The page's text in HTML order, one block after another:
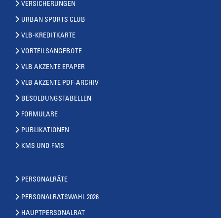
VERSICHERUNGEN
URBAN SPORTS CLUB
VLB-KREDITKARTE
VORTEILSANGEBOTE
VLB AKZENTE EPAPER
VLB AKZENTE PDF-ARCHIV
BESOLDUNGSTABELLEN
FORMULARE
PUBLIKATIONEN
KMS UND FMS
PERSONALRÄTE
PERSONALRATSWAHL 2026
HAUPTPERSONALRAT